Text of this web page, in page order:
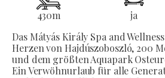
430m
ja
Das Mátyás Király Spa and
Herzen von Hajdúszoboszló, 200
und dem größten Aquapark
Ein Verwöhnurlaub für alle